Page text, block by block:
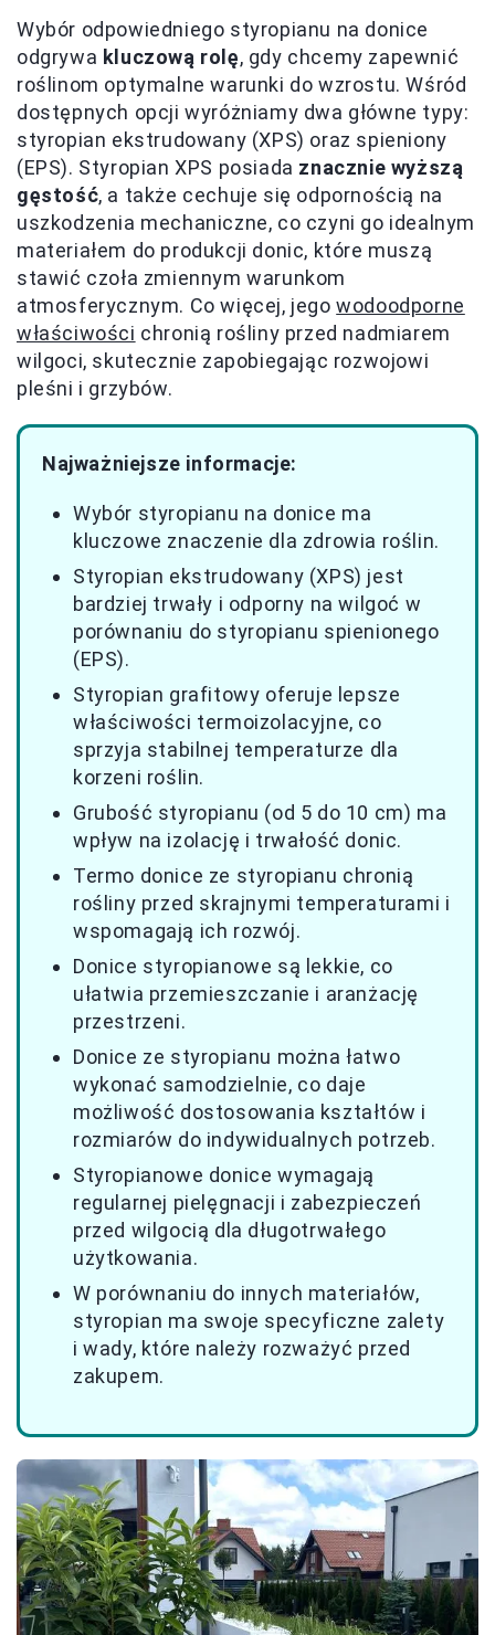
Wybór odpowiedniego styropianu na donice
odgrywa kluczową rolę, gdy chcemy zapewnić
roślinom optymalne warunki do wzrostu. Wśród
dostępnych opcji wyróżniamy dwa główne typy:
styropian ekstrudowany (XPS) oraz spieniony
(EPS). Styropian XPS posiada znacznie wyższą
gęstość, a także cechuje się odpornością na
uszkodzenia mechaniczne, co czyni go idealnym
materiałem do produkcji donic, które muszą
stawić czoła zmiennym warunkom
atmosferycznym. Co więcej, jegowodoodporne
właściwości chronią rośliny przed nadmiarem
wilgoci, skutecznie zapobiegając rozwojowi
pleśni i grzybów.
Najważniejsze informacje:
Wybór styropianu na donice ma
kluczowe znaczenie dla zdrowia roślin.
Styropian ekstrudowany (XPS) jest
bardziej trwały i odporny na wilgoć w
porównaniu do styropianu spienionego
(EPS).
Styropian grafitowy oferuje lepsze
właściwości termoizolacyjne, co
sprzyja stabilnej temperaturze dla
korzeni roślin.
Grubość styropianu (od 5 do 10 cm) ma
wpływ na izolację i trwałość donic.
Termo donice ze styropianu chronią
rośliny przed skrajnymi temperaturami i
wspomagają ich rozwój.
Donice styropianowe są lekkie, co
ułatwia przemieszczanie i aranżację
przestrzeni.
Donice ze styropianu można łatwo
wykonać samodzielnie, co daje
możliwość dostosowania kształtów i
rozmiarów do indywidualnych potrzeb.
Styropianowe donice wymagają
regularnej pielęgnacji i zabezpieczeń
przed wilgocią dla długotrwałego
użytkowania.
W porównaniu do innych materiałów,
styropian ma swoje specyficzne zalety
i wady, które należy rozważyć przed
zakupem.